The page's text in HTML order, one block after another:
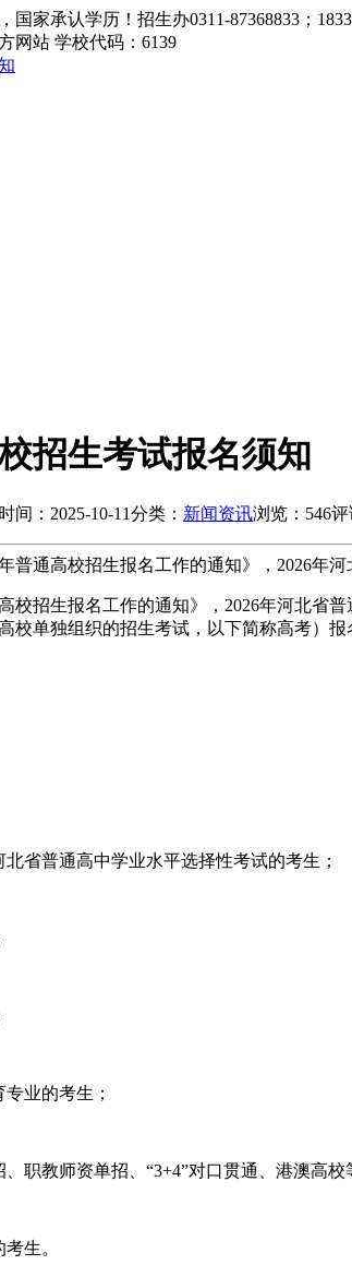
家承认学历！招生办0311-87368833；
网站 学校代码：6139
招生考试报名须知
间：2025-10-11分类： 新闻资讯浏览：546评
普通高校招生报名工作的通知》，2026年
校招生报名工作的通知》，2026年河北省
校单独组织的招生考试，以下简称高考）报
省普通高中学业水平选择性考试的考生；
业的考生；
职教师资单招、“3+4”对口贯通、港澳高
生。